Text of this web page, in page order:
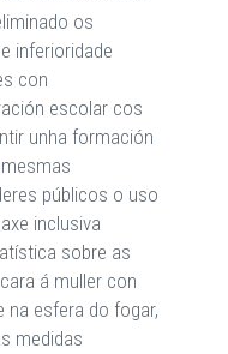
os
inferioridade
con
escolar cos
unha formación
públicos o uso
inclusiva
sobre as
á muller con
na esfera do fogar,
medidas